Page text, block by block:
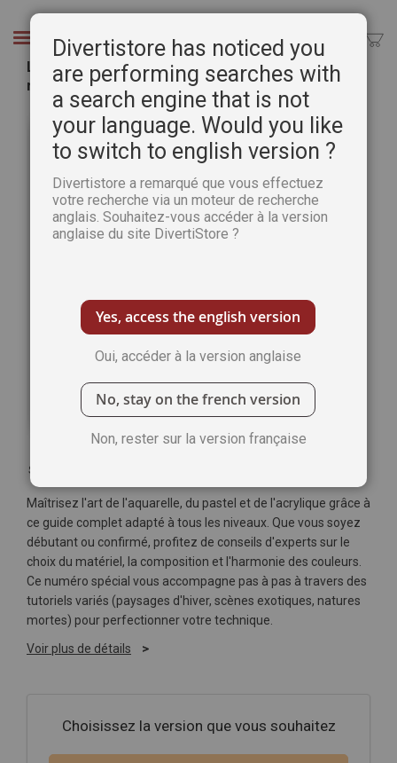
Chercher
Le Guide 2026 - Plaisirs de Peindre hors-série
n°6
galerie
d’images
Soyez le premier à commenter ce produit
Maîtrisez l'art de l'aquarelle, du pastel et de l'acrylique grâce à
ce guide complet adapté à tous les niveaux. Que vous soyez
débutant ou confirmé, profitez de conseils d'experts sur le
choix du matériel, la composition et l'harmonie des couleurs.
Ce numéro spécial vous accompagne pas à pas à travers des
tutoriels variés (paysages d'hiver, scènes exotiques, natures
mortes) pour perfectionner votre technique.
Voir plus de détails
Choisissez la version que vous souhaitez
Divertistore has noticed you
are performing searches with
a search engine that is not
your language. Would you like
to switch to english version ?
Divertistore a remarqué que vous effectuez
votre recherche via un moteur de recherche
anglais. Souhaitez-vous accéder à la version
anglaise du site DivertiStore ?
Yes, access the english version
Oui, accéder à la version anglaise
No, stay on the french version
Non, rester sur la version française